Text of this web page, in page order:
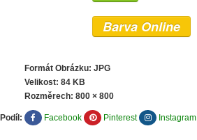
Barva Online
Formát Obrázku: JPG
Velikost: 84 KB
Rozměrech: 800 × 800
Podíl: Facebook Pinterest Instagram